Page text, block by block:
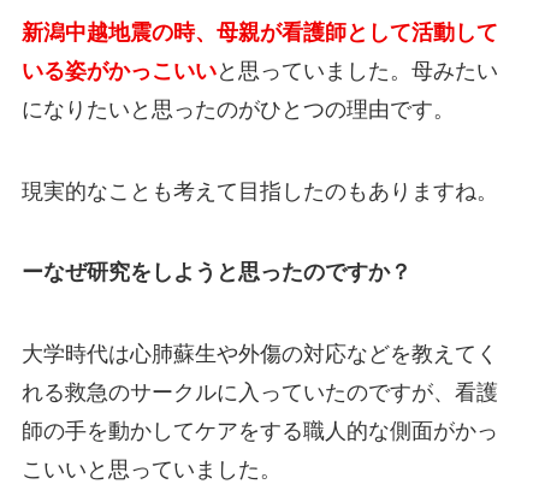
新潟中越地震の時、母親が看護師として活動して
いる姿がかっこいいと思っていました。母みたい
になりたいと思ったのがひとつの理由です。
現実的なことも考えて目指したのもありますね。
ーなぜ研究をしようと思ったのですか？
大学時代は心肺蘇生や外傷の対応などを教えてく
れる救急のサークルに入っていたのですが、看護
師の手を動かしてケアをする職人的な側面がかっ
こいいと思っていました。